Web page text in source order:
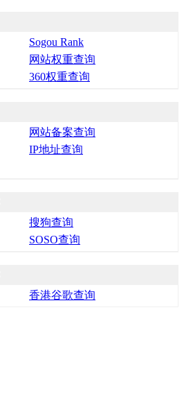
Sogou Rank
网站权重查询
360权重查询
网站备案查询
IP地址查询
搜狗查询
SOSO查询
香港谷歌查询